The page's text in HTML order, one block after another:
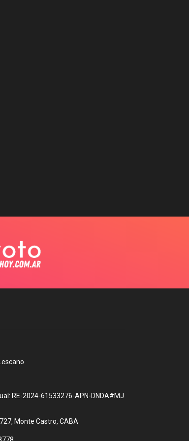
RE-2024-61533276-APN-DNDA#MJ
Monte Castro, CABA